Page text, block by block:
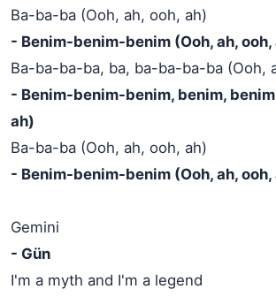
Ba-ba-ba (Ooh, ah, ooh, ah)
- Benim-benim-benim (Ooh, ah, ooh,
Ba-ba-ba-ba, ba, ba-ba-ba-ba (Ooh,
- Benim-benim-benim, benim,
ah)
Ba-ba-ba (Ooh, ah, ooh, ah)
- Benim-benim-benim (Ooh, ah, ooh,
Gemini
- Gün
I'm a myth and I'm a legend